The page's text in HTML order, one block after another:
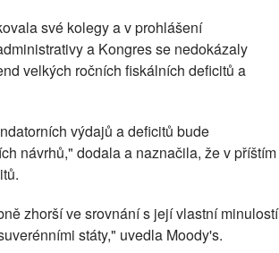
své kolegy a v prohlášení
a Kongres se nedokázaly
velkých ročních fiskálních deficitů a
výdajů a deficitů bude
návrhů," dodala a naznačila, že v příštím
zhorší ve srovnání s její vlastní minulostí
státy," uvedla Moody's.